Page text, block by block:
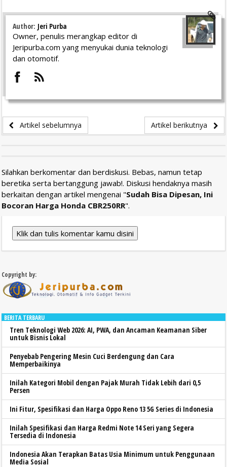
Author: Jeri Purba
Owner, penulis merangkap editor di
Jeripurba.com yang menyukai dunia teknologi
dan otomotif.
Artikel sebelumnya Artikel berikutnya
Silahkan berkomentar dan berdiskusi. Bebas, namun tetap
beretika serta bertanggung jawab!. Diskusi hendaknya masih
berkaitan dengan artikel mengenai "Sudah Bisa Dipesan, Ini
Bocoran Harga Honda CBR250RR".
Klik dan tulis komentar kamu disini
Copyright by:
BERITA TERBARU
Tren Teknologi Web 2026: AI, PWA, dan Ancaman Keamanan Siber
untuk Bisnis Lokal
Penyebab Pengering Mesin Cuci Berdengung dan Cara
Memperbaikinya
Inilah Kategori Mobil dengan Pajak Murah Tidak Lebih dari 0,5
Persen
Ini Fitur, Spesifikasi dan Harga Oppo Reno 13 5G Series di Indonesia
Inilah Spesifikasi dan Harga Redmi Note 14 Seri yang Segera
Tersedia di Indonesia
Indonesia Akan Terapkan Batas Usia Minimum untuk Penggunaan
Media Sosial